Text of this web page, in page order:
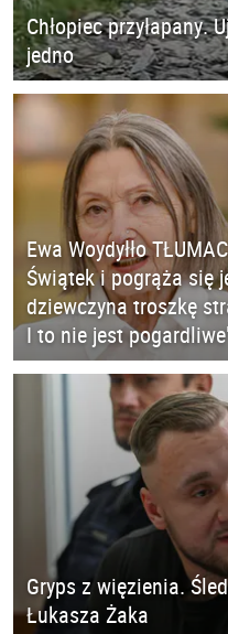
Chłopiec przyłapany.
jedno
Ewa Woydyłło
Świątek i pogrąża się
dziewczyna troszkę
I to nie jest
Gryps z więzienia.
Łukasza Żaka